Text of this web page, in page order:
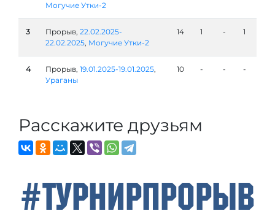
Могучие Утки-2
3 Прорыв, 22.02.2025-
22.02.2025, Могучие Утки-2
14 1 - 1
4 Прорыв, 19.01.2025-19.01.2025,
Ураганы
10 - - -
Расскажите друзьям
#ТурнирПрорыв